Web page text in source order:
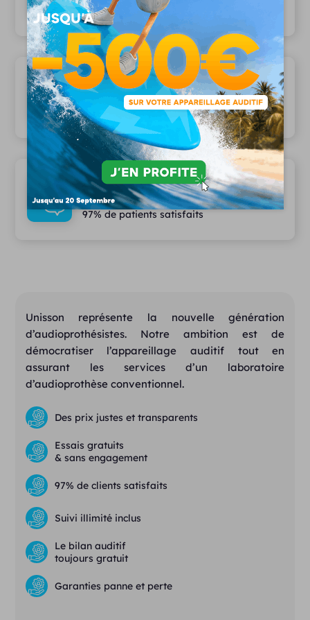
Plus de 1000 modèles disponibles
Les plus grandes marques partenaires
12 marques partenaires
Des services haut de gamme
97% de patients satisfaits
Unisson représente la nouvelle génération
d’audioprothésistes. Notre ambition est de
démocratiser l’appareillage auditif tout en
assurant les services d’un laboratoire
d’audioprothèse conventionnel.
Des prix justes et transparents
Essais gratuits
& sans engagement
97% de clients satisfaits
Suivi illimité inclus
Le bilan auditif
toujours gratuit
Garanties panne et perte